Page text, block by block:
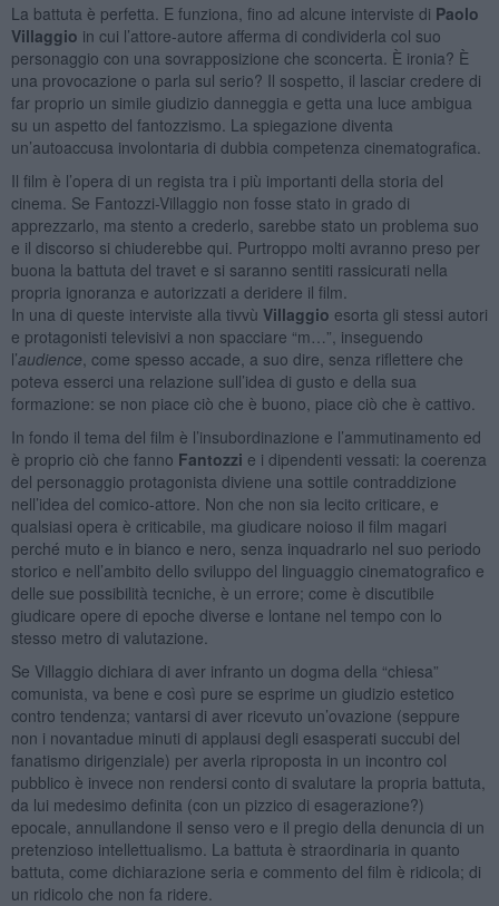
La battuta è perfetta. E funziona, fino ad alcune interviste di Paolo
Villaggio in cui l’attore-autore afferma di condividerla col suo
personaggio con una sovrapposizione che sconcerta. È ironia? È
una provocazione o parla sul serio? Il sospetto, il lasciar credere di
far proprio un simile giudizio danneggia e getta una luce ambigua
su un aspetto del fantozzismo. La spiegazione diventa
un’autoaccusa involontaria di dubbia competenza cinematografica.
Il film è l’opera di un regista tra i più importanti della storia del
cinema. Se Fantozzi-Villaggio non fosse stato in grado di
apprezzarlo, ma stento a crederlo, sarebbe stato un problema suo
e il discorso si chiuderebbe qui. Purtroppo molti avranno preso per
buona la battuta del travet e si saranno sentiti rassicurati nella
propria ignoranza e autorizzati a deridere il film.
In una di queste interviste alla tivvù Villaggio esorta gli stessi autori
e protagonisti televisivi a non spacciare “m…”, inseguendo
l’audience , come spesso accade, a suo dire, senza riflettere che
poteva esserci una relazione sull’idea di gusto e della sua
formazione: se non piace ciò che è buono, piace ciò che è cattivo.
In fondo il tema del film è l’insubordinazione e l’ammutinamento ed
è proprio ciò che fanno Fantozzi e i dipendenti vessati: la coerenza
del personaggio protagonista diviene una sottile contraddizione
nell’idea del comico-attore. Non che non sia lecito criticare, e
qualsiasi opera è criticabile, ma giudicare noioso il film magari
perché muto e in bianco e nero, senza inquadrarlo nel suo periodo
storico e nell’ambito dello sviluppo del linguaggio cinematografico e
delle sue possibilità tecniche, è un errore; come è discutibile
giudicare opere di epoche diverse e lontane nel tempo con lo
stesso metro di valutazione.
Se Villaggio dichiara di aver infranto un dogma della “chiesa”
comunista, va bene e così pure se esprime un giudizio estetico
contro tendenza; vantarsi di aver ricevuto un’ovazione (seppure
non i novantadue minuti di applausi degli esasperati succubi del
fanatismo dirigenziale) per averla riproposta in un incontro col
pubblico è invece non rendersi conto di svalutare la propria battuta,
da lui medesimo definita (con un pizzico di esagerazione?)
epocale, annullandone il senso vero e il pregio della denuncia di un
pretenzioso intellettualismo. La battuta è straordinaria in quanto
battuta, come dichiarazione seria e commento del film è ridicola; di
un ridicolo che non fa ridere.